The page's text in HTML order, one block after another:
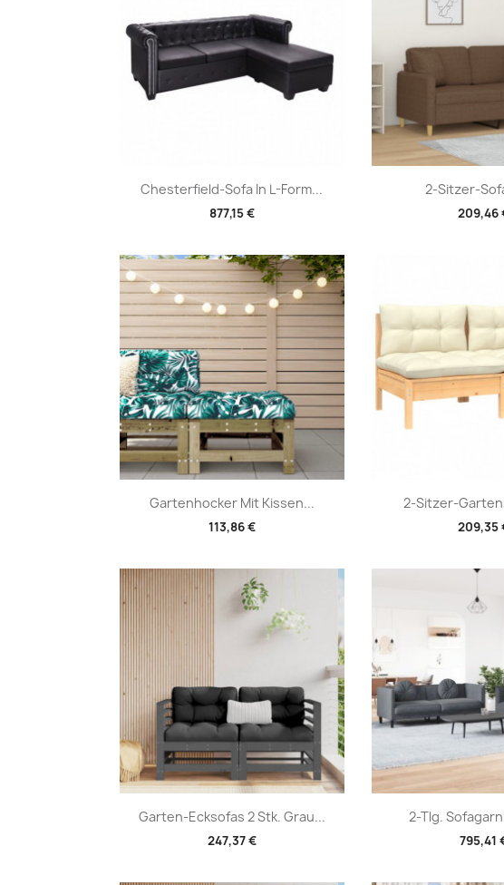
Chesterfield-Sofa In L-Form...
877,15 €
Vorschau 2-Sitzer-
209,46

Gartenhocker Mit Kissen...
113,86 €
Vorschau 2-Sitzer-
209,35

Garten-Ecksofas 2 Stk. Grau...
247,37 €
Vorschau 2-Tlg.
795,41
